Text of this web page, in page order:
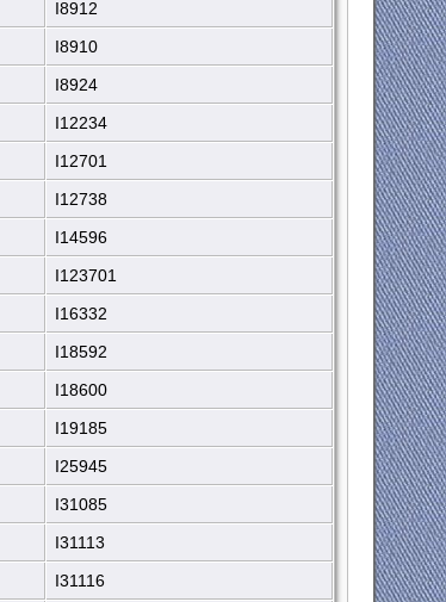
I8912
I8910
I8924
I12234
I12701
I12738
I14596
I123701
I16332
I18592
I18600
I19185
I25945
I31085
I31113
I31116